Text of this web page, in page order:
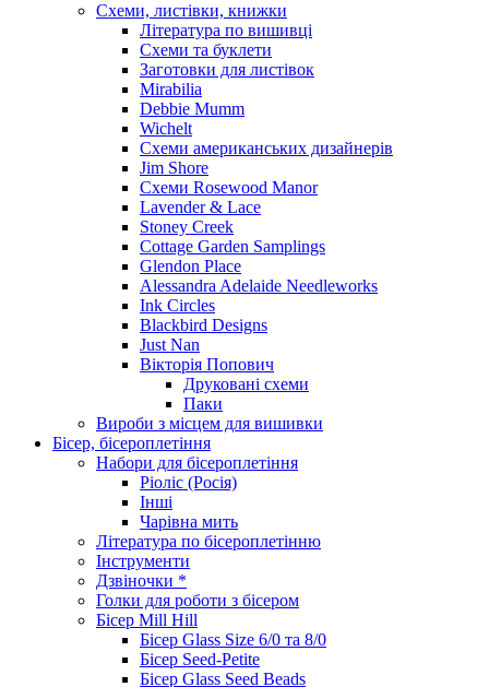
Схеми, листівки, книжки
Література по вишивці
Схеми та буклети
Заготовки для листівок
Mirabilia
Debbie Mumm
Wichelt
Схеми американських дизайнерів
Jim Shore
Cхеми Rosewood Manor
Lavender & Lace
Stoney Creek
Cottage Garden Samplings
Glendon Place
Alessandra Adelaide Needleworks
Ink Circles
Blackbird Designs
Just Nan
Вікторія Попович
Друковані схеми
Паки
Вироби з місцем для вишивки
Бісер, бісероплетіння
Набори для бісероплетіння
Ріоліс (Росія)
Інші
Чарівна мить
Література по бісероплетінню
Інструменти
Дзвіночки *
Голки для роботи з бісером
Бісер Mill Hill
Бісер Glass Size 6/0 та 8/0
Бісер Seed-Petite
Бісер Glass Seed Beads